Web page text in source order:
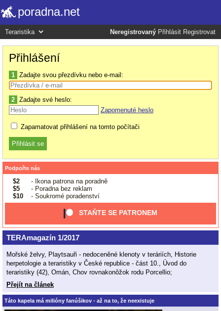
poradna.net
Neregistrovaný Přihlásit Registrovat
Přihlášení
1 Zadajte svou přezdívku nebo e-mail:
2 Zadajte své heslo:
Zapomenuté heslo
Zapamatovat přihlášení na tomto počítači
Podpořte nás
$2
- Ikona patrona na poradně
$5
- Poradna bez reklam
$10
- Soukromé poradenství
STAŇTE SE PATRONEM
TERAmagazín 1/2017
Mořské želvy, Playtsauři - nedoceněné klenoty v teráriích, Historie
herpetologie a teraristiky v České republice - část 10., Úvod do
teraristiky (42), Omán, Chov rovnakonôžok rodu Porcellio;
Přejít na článek
Táto kapela má milióny fanúšikov - až na to, že neexistuje